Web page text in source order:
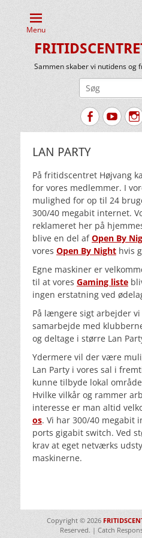
Menu
Sammen skaber vi nutidens
Facebook
LAN PARTY
På fritidscentret Højvang
for vores medlemmer. I
mulighed for op til 24
300/40 megabit internet.
reklameret her på
blive en del afOpen By
vores Open By Night hvis
Egne maskiner er
til at vores Gaming liste
ingen erstatning ved
På længere sigt arbejder
samarbejde med
og deltage i større Lan
Ydermere vil der være
Lan Party i vores sal i
kunne tilbyde lokal
Hvilke vilkår og rammer
interesse er man altid
os. Vi har 300/40 megabit
ports gigabit switch. Ved
krav at eget netværks
maskinerne.
Copyright © 2026
Reserved. | Catch